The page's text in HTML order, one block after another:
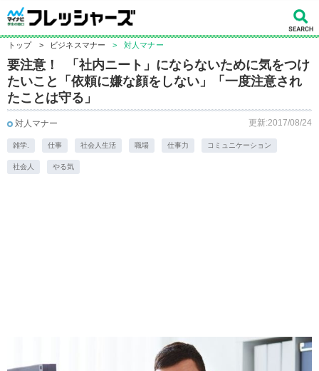
トップ > ビジネスマナー > 対人マナー
要注意！ 「社内ニート」にならないために気をつけ
たいこと「依頼に嫌な顔をしない」「一度注意され
たことは守る」
対人マナー 更新:2017/08/24
雑学. 仕事 社会人生活 職場 仕事力 コミュニケーション
社会人 やる気